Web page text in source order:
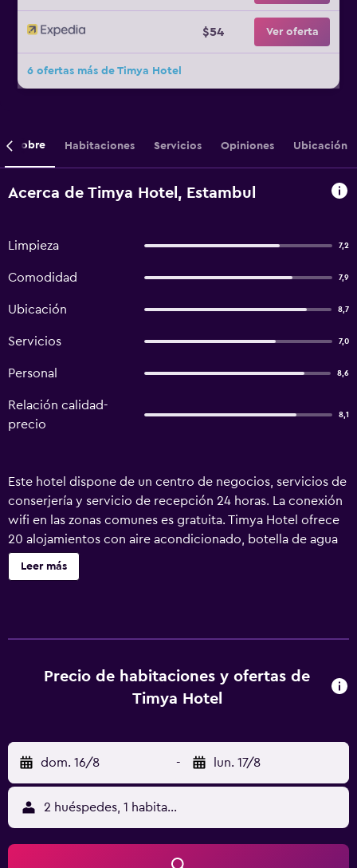
$54 Ver oferta
6 ofertas más de Timya Hotel
Sobre Habitaciones Servicios Opiniones Ubicación
Acerca de Timya Hotel, Estambul
Limpieza 7,2
Comodidad 7,9
Ubicación 8,7
Servicios 7,0
Personal 8,6
Relación calidad-
precio
8,1
Este hotel dispone de un centro de negocios, servicios de
conserjería y servicio de recepción 24 horas. La conexión
wifi en las zonas comunes es gratuita. Timya Hotel ofrece
20 alojamientos con aire acondicionado, botella de agua
gratuita y zapatillas. Se ofrece una televisión LCD con
canales por satélite. Los baños están equipados con
Leer más
Precio de habitaciones y ofertas de
Timya Hotel
dom. 16/8 - lun. 17/8
2 huéspedes, 1 habitación